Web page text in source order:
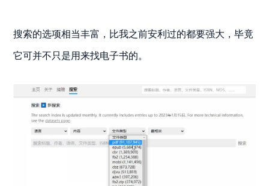
搜索的选项相当丰富，比我之前安利过的都要强大，毕竟
它可并不只是用来找电子书的。